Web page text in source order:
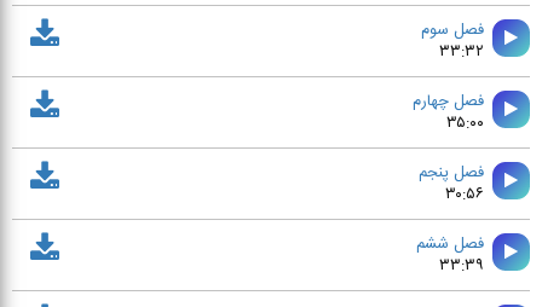
فصل سوم
۳۳:۳۲
فصل چهارم
۳۵:۰۰
فصل پنجم
۳۰:۵۶
فصل ششم
۳۳:۳۹